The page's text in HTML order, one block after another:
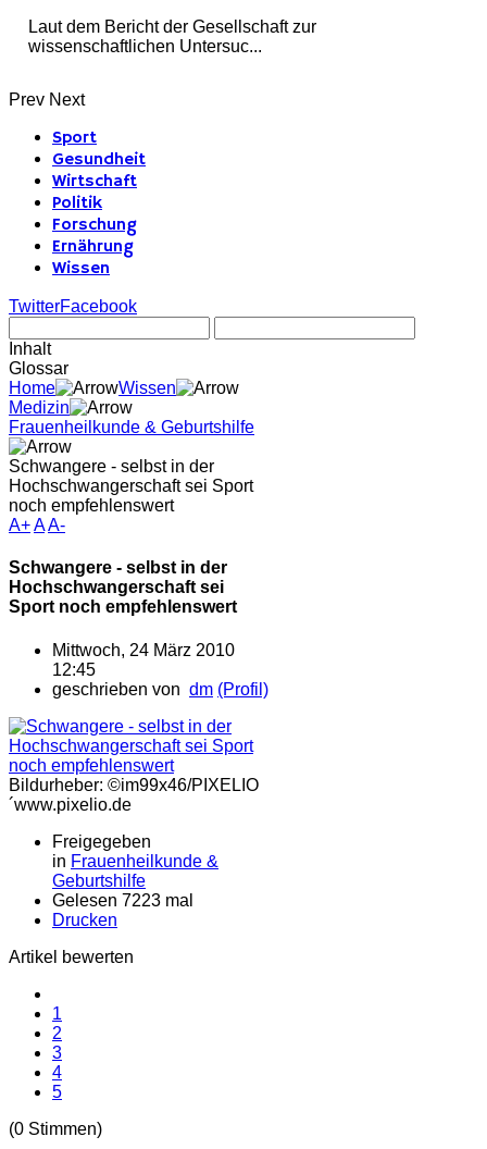
Laut dem Bericht der Gesellschaft zur
wissenschaftlichen Untersuc...
Prev Next
Sport
Gesundheit
Wirtschaft
Politik
Forschung
Ernährung
Wissen
TwitterFacebook
Inhalt
Glossar
Home
Wissen
Medizin
Frauenheilkunde & Geburtshilfe
Schwangere - selbst in der
Hochschwangerschaft sei Sport
noch empfehlenswert
A+AA-
Schwangere - selbst in der
Hochschwangerschaft sei
Sport noch empfehlenswert
Mittwoch, 24 März 2010
12:45
geschrieben von dm (Profil)
Bildurheber: ©im99x46/PIXELIO
´www.pixelio.de
Freigegeben
in Frauenheilkunde &
Geburtshilfe
Gelesen 7223 mal
Drucken
Artikel bewerten
1
2
3
4
5
(0 Stimmen)